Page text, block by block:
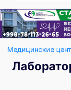
Медицинские